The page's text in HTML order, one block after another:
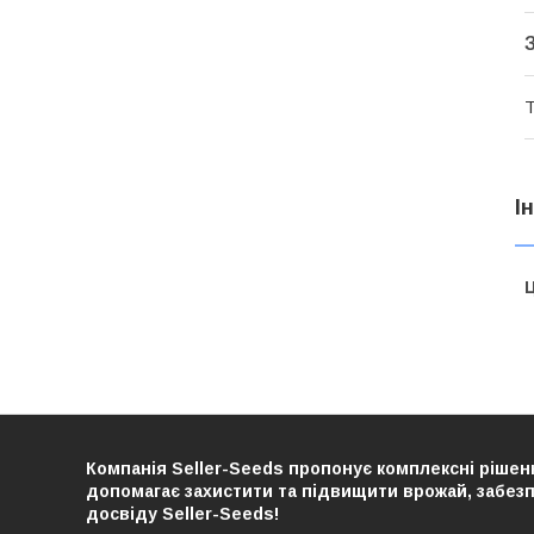
Компанія Seller-Seeds пропонує комплексні
допомагає захистити та підвищити врожай,
досвіду Seller-Seeds!